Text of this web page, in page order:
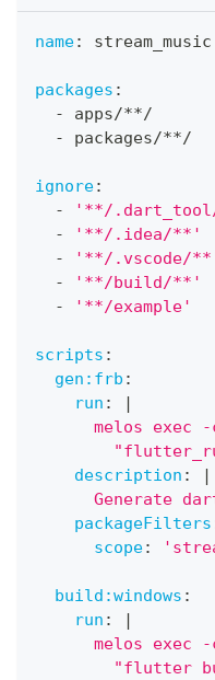
name: stream_music
packages :
-
apps/**/
-
packages/**/
ignore:
-
'**/
-
'**/.idea/**'
-
'**/.vscode/
-
'**/build/**'
-
'**/example'
scripts :
gen:frb :
run :
|
melos exec
description :
|
Generate
packageFilters
scope:
build:windows :
run :
|
melos exec
"flutter